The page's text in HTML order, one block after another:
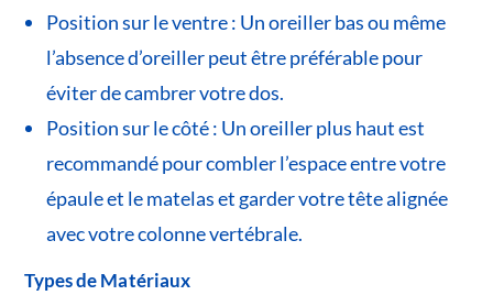
Position sur le ventre : Un oreiller bas ou même
l’absence d’oreiller peut être préférable pour
éviter de cambrer votre dos.
Position sur le côté : Un oreiller plus haut est
recommandé pour combler l’espace entre votre
épaule et le matelas et garder votre tête alignée
avec votre colonne vertébrale.
Types de Matériaux